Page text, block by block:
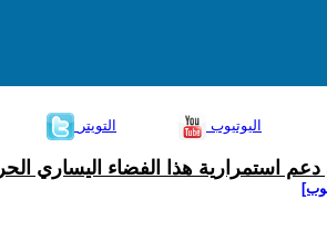
التويتر اليوتيوب
استمرارية هذا الفضاء اليساري الحر